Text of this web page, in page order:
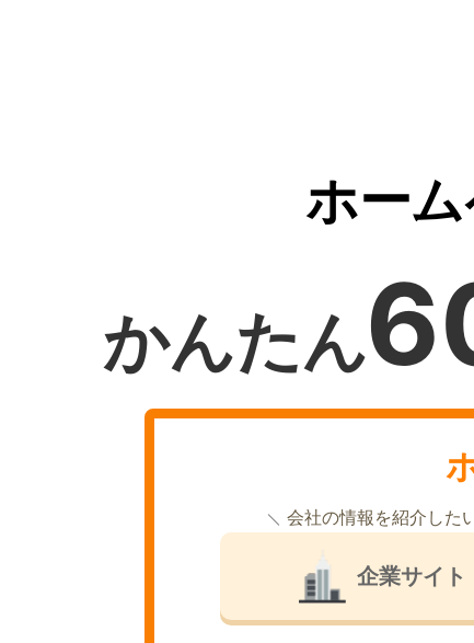
ホー
かんたん
会社の情報を紹介した
企業サイト